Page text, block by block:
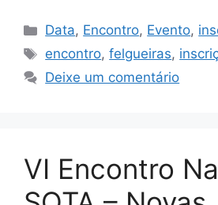
Categorias
Data, Encontro, Evento,
Etiquetas
encontro,felgueiras,
Deixe um comentário
VI Encontro